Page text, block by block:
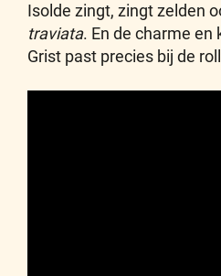
Isolde zingt, zingt zelden
traviata. En de charme en
Grist past precies bij de